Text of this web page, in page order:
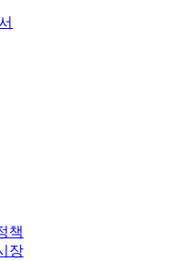
책
장